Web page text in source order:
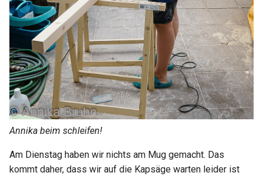
Annika beim schleifen!
Am Dienstag haben wir nichts am Mug gemacht. Das
kommt daher, dass wir auf die Kapsäge warten leider ist